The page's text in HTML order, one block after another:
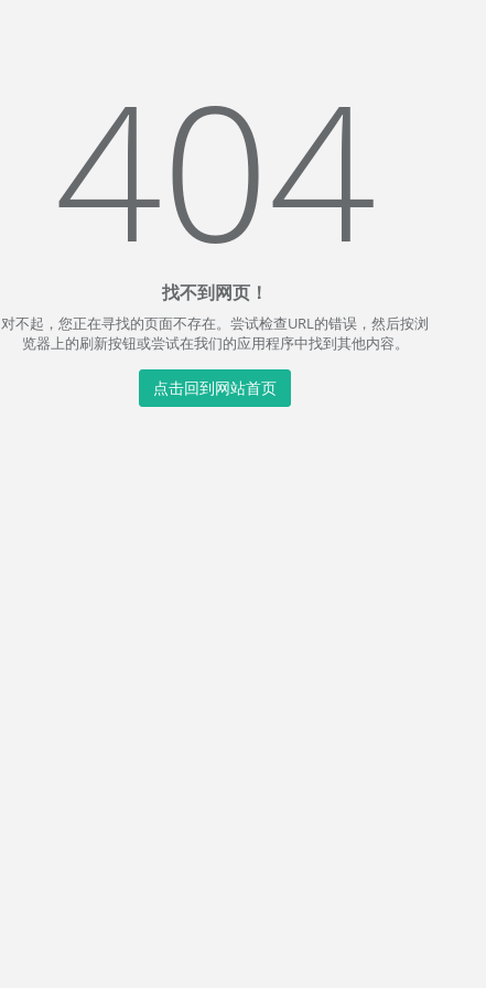
404
找不到网页！
对不起，您正在寻找的页面不存在。尝试检查URL的错误，然后按浏
览器上的刷新按钮或尝试在我们的应用程序中找到其他内容。
点击回到网站首页